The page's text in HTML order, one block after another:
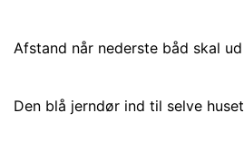
Afstand når nederste båd skal ud
Den blå jerndør ind til selve huset